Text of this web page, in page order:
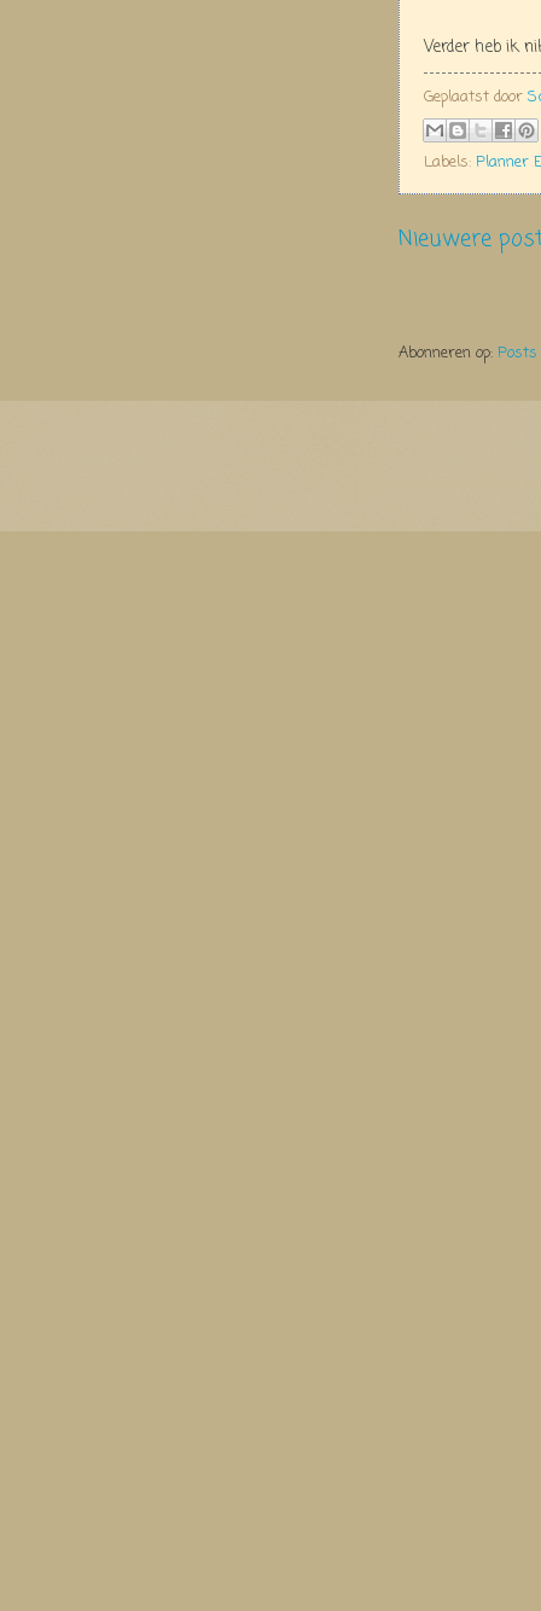
Verder heb ik
Geplaatst door
Labels: Planner
Nieuwere
Abonneren op: